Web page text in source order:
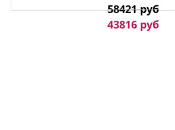
58421 руб
43816 руб